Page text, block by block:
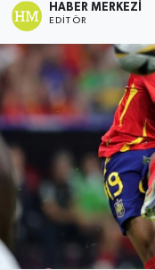
HABER MERKEZI
EDITÖR